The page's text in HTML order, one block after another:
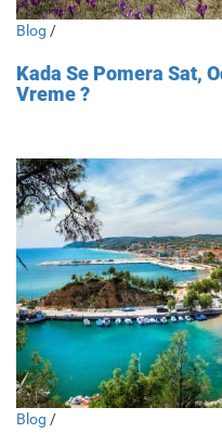
Blog /
Kada Se Pomera Sat,
Vreme ?
Blog /